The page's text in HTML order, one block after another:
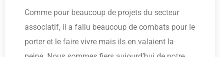
Comme pour beaucoup de projets du secteur
associatif, il a fallu beaucoup de combats pour le
porter et le faire vivre mais ils en valaient la